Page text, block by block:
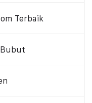
Terbaik
Bubut